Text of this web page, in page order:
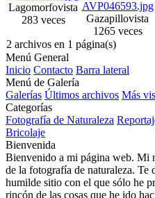
Lagomorfovista
283 veces
Gazapillovista
1265 veces
2 archivos en 1 página(s)
Menú General
Inicio Contacto Barra lateral
Menú de Galería
Galerías Últimos archivos Más
Categorías
Fotografía de Naturaleza
Bricolaje
Bienvenida
Bienvenido a mi página web. Mi
de la fotografía de naturaleza. Te
humilde sitio con el que sólo he
rincón de las cosas que he ido